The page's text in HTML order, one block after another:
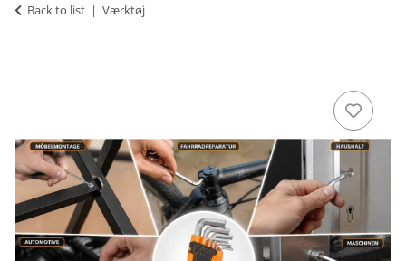
Back to list Værktøj